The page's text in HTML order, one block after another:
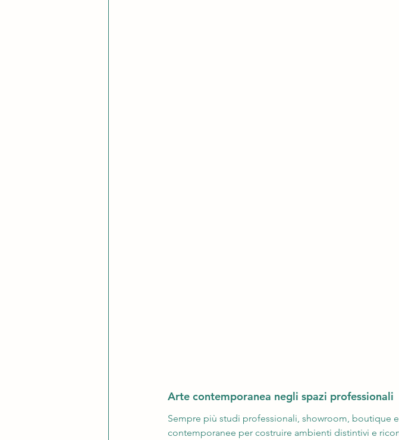
Arte contemporanea negli spazi professionali
Sempre più studi professionali, showroom, boutique
contemporanee per costruire ambienti distintivi e